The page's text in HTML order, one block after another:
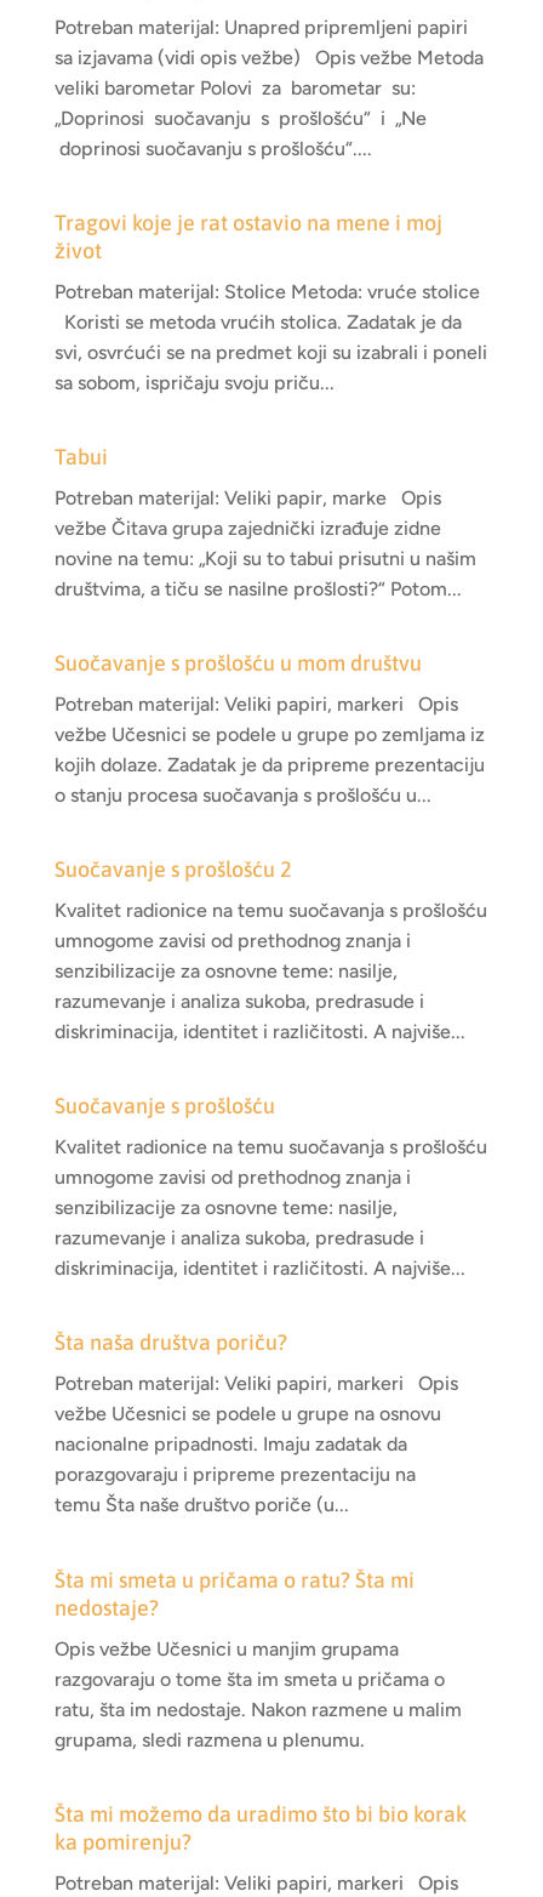
Potreban materijal: Unapred pripremljeni papiri
sa izjavama (vidi opis vežbe) Opis vežbe Metoda
veliki barometar Polovi za barometar su:
„Doprinosi suočavanju s prošlošću“ i „Ne
doprinosi suočavanju s prošlošću“....
Tragovi koje je rat ostavio na mene i moj
život
Potreban materijal: Stolice Metoda: vruće stolice
Koristi se metoda vrućih stolica. Zadatak je da
svi, osvrćući se na predmet koji su izabrali i poneli
sa sobom, ispričaju svoju priču...
Tabui
Potreban materijal: Veliki papir, marke Opis
vežbe Čitava grupa zajednički izrađuje zidne
novine na temu: „Koji su to tabui prisutni u našim
društvima, a tiču se nasilne prošlosti?“ Potom...
Suočavanje s prošlošću u mom društvu
Potreban materijal: Veliki papiri, markeri Opis
vežbe Učesnici se podele u grupe po zemljama iz
kojih dolaze. Zadatak je da pripreme prezentaciju
o stanju procesa suočavanja s prošlošću u...
Suočavanje s prošlošću 2
Kvalitet radionice na temu suočavanja s prošlošću
umnogome zavisi od prethodnog znanja i
senzibilizacije za osnovne teme: nasilje,
razumevanje i analiza sukoba, predrasude i
diskriminacija, identitet i različitosti. A najviše...
Suočavanje s prošlošću
Kvalitet radionice na temu suočavanja s prošlošću
umnogome zavisi od prethodnog znanja i
senzibilizacije za osnovne teme: nasilje,
razumevanje i analiza sukoba, predrasude i
diskriminacija, identitet i različitosti. A najviše...
Šta naša društva poriču?
Potreban materijal: Veliki papiri, markeri Opis
vežbe Učesnici se podele u grupe na osnovu
nacionalne pripadnosti. Imaju zadatak da
porazgovaraju i pripreme prezentaciju na
temu Šta naše društvo poriče (u...
Šta mi smeta u pričama o ratu? Šta mi
nedostaje?
Opis vežbe Učesnici u manjim grupama
razgovaraju o tome šta im smeta u pričama o
ratu, šta im nedostaje. Nakon razmene u malim
grupama, sledi razmena u plenumu.
Šta mi možemo da uradimo što bi bio korak
ka pomirenju?
Potreban materijal: Veliki papiri, markeri Opis